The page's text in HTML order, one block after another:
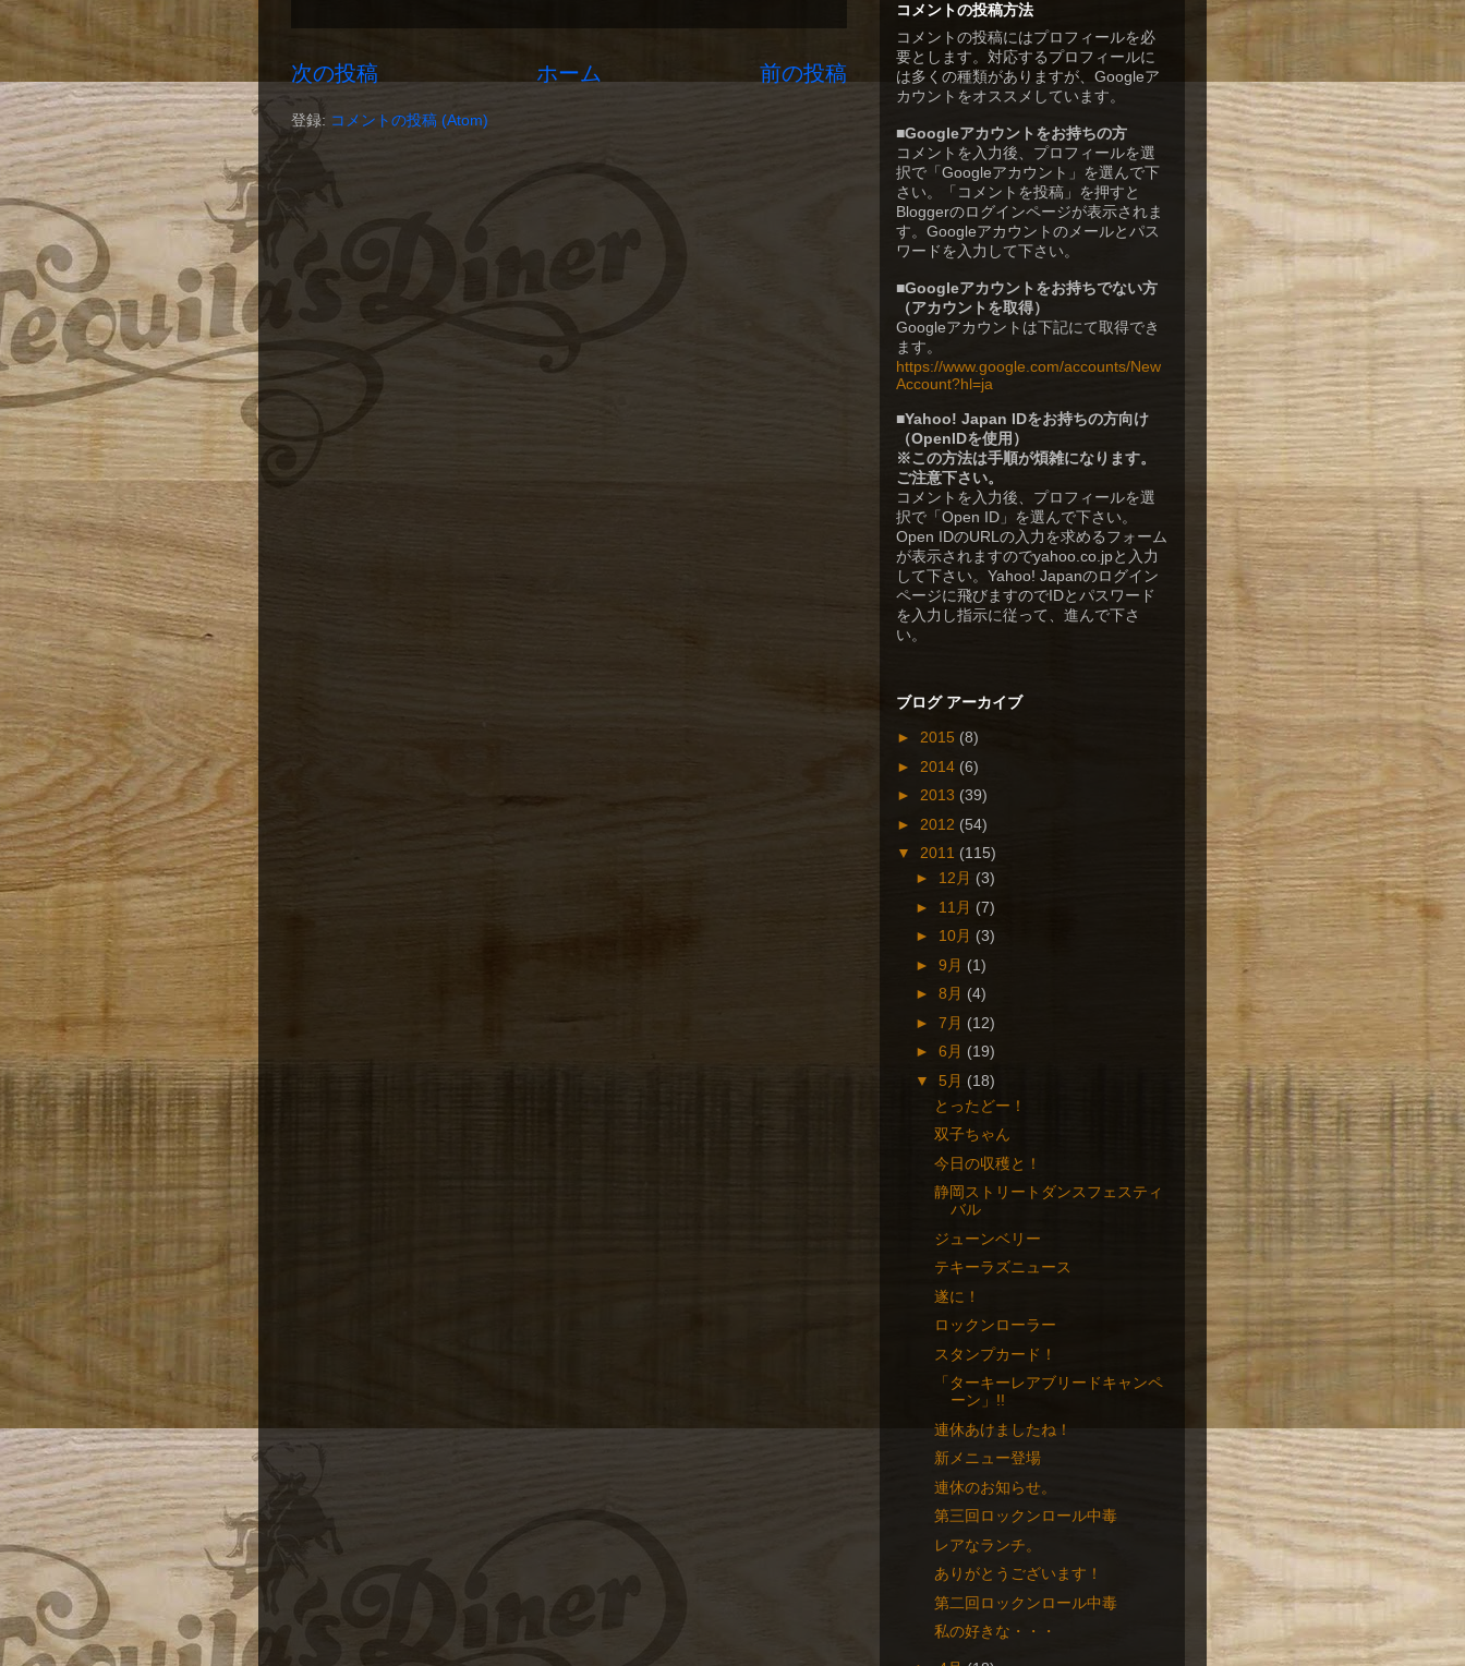
次の投稿 前の投稿
ホーム
登録: コメントの投稿 (Atom)
コメントの投稿方法
コメントの投稿にはプロフィールを必
要とします。対応するプロフィールに
は多くの種類がありますが、Googleア
カウントをオススメしています。
■Googleアカウントをお持ちの方
コメントを入力後、プロフィールを選
択で「Googleアカウント」を選んで下
さい。「コメントを投稿」を押すと
Bloggerのログインページが表示されま
す。Googleアカウントのメールとパス
ワードを入力して下さい。
■Googleアカウントをお持ちでない方
（アカウントを取得）
Googleアカウントは下記にて取得でき
ます。
https://www.google.com/accounts/New
Account?hl=ja
■Yahoo! Japan IDをお持ちの方向け
（OpenIDを使用）
※この方法は手順が煩雑になります。
ご注意下さい。
コメントを入力後、プロフィールを選
択で「Open ID」を選んで下さい。
Open IDのURLの入力を求めるフォーム
が表示されますのでyahoo.co.jpと入力
して下さい。Yahoo! Japanのログイン
ページに飛びますのでIDとパスワード
を入力し指示に従って、進んで下さ
い。
ブログ アーカイブ
► 2015 (8)
► 2014 (6)
► 2013 (39)
► 2012 (54)
▼ 2011 (115)
► 12月 (3)
► 11月 (7)
► 10月 (3)
► 9月 (1)
► 8月 (4)
► 7月 (12)
► 6月 (19)
▼ 5月 (18)
とったどー！
双子ちゃん
今日の収穫と！
静岡ストリートダンスフェスティ
バル
ジューンベリー
テキーラズニュース
遂に！
ロックンローラー
スタンプカード！
「ターキーレアブリードキャンペ
ーン」!!
連休あけましたね！
新メニュー登場
連休のお知らせ。
第三回ロックンロール中毒
レアなランチ。
ありがとうございます！
第二回ロックンロール中毒
私の好きな・・・